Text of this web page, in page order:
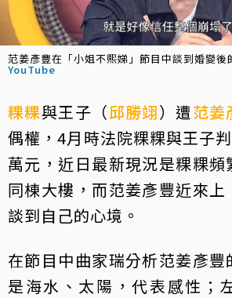
范姜彥豐在「小姐不熙娣」節目中談到婚變後
YouTube
粿粿與王子（邱勝翊）遭范姜
偶權，4月時法院粿粿與王子
萬元，近日最新現況是粿粿頻
同棟大樓，而范姜彥豐近來上
談到自己的心境。
在節目中曲家瑞分析范姜彥豐
是海水、太陽，代表感性；